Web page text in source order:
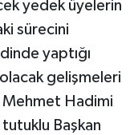
yedek üyelerin
sürecini
yaptığı
gelişmeleri
Mehmet Hadimi
Başkan